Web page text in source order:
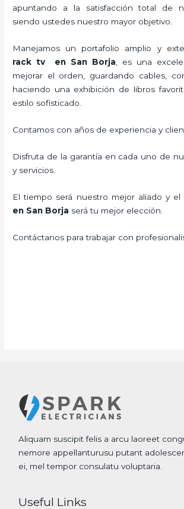
apuntando a la satisfacción total de
siendo ustedes nuestro mayor objetivo.
Manejamos un portafolio amplio y
rack tv en San Borja, es una
mejorar el orden, guardando cables,
haciendo una exhibición de libros
estilo sofisticado.
Contamos con años de experiencia y
Disfruta de la garantía en cada uno de
y servicios.
El tiempo será nuestro mejor aliado y el
en San Borja será tu mejor elección.
Contáctanos para trabajar con
Aliquam suscipit felis a arcu laoreet
nemore appellanturusu putant
ei, mel tempor consulatu voluptaria.
Useful Links